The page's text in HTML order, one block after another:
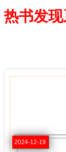
热书发
2024-12-19